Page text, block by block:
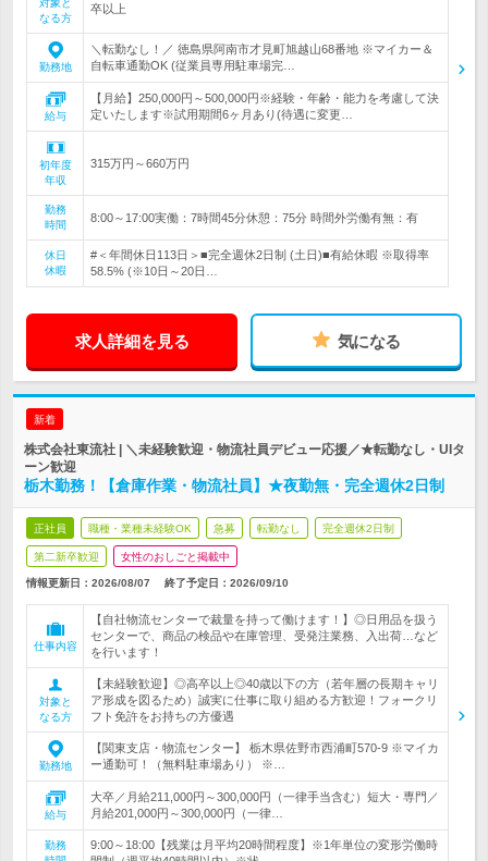
対象と
なる方
卒以上
勤務地
＼転勤なし！／ 徳島県阿南市才見町旭越山68番地 ※マイカー＆
自転車通勤OK (従業員専用駐車場完…
給与
【月給】250,000円～500,000円※経験・年齢・能力を考慮して決
定いたします※試用期間6ヶ月あり(待遇に変更…
初年度
年収
315万円～660万円
勤務
時間
8:00～17:00実働：7時間45分休憩：75分 時間外労働有無：有
休日
休暇
#＜年間休日113日＞■完全週休2日制 (土日)■有給休暇 ※取得率
58.5% (※10日～20日…
求人詳細を見る 気になる
新着
株式会社東流社 | ＼未経験歓迎・物流社員デビュー応援／★転勤なし・UIタ
ーン歓迎
栃木勤務！【倉庫作業・物流社員】★夜勤無・完全週休2日制
正社員 職種・業種未経験OK 急募 転勤なし 完全週休2日制
第二新卒歓迎 女性のおしごと掲載中
情報更新日：2026/08/07 終了予定日： 2026/09/10
仕事内容
【自社物流センターで裁量を持って働けます！】◎日用品を扱う
センターで、商品の検品や在庫管理、受発注業務、入出荷…など
を行います！
対象と
なる方
【未経験歓迎】◎高卒以上◎40歳以下の方（若年層の長期キャリ
ア形成を図るため）誠実に仕事に取り組める方歓迎！フォークリ
フト免許をお持ちの方優遇
勤務地
【関東支店・物流センター】 栃木県佐野市西浦町570-9 ※マイカ
ー通勤可！（無料駐車場あり） ※…
給与
大卒／月給211,000円～300,000円（一律手当含む）短大・専門／
月給201,000円～300,000円（一律…
勤務
9:00～18:00【残業は月平均20時間程度】※1年単位の変形労働時